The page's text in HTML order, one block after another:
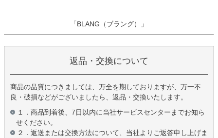
「BLANG（ブラング）」
返品・交換について
商品の品質につきましては、万全を期しておりますが、万一不
良・破損などがございましたら、返品・交換いたします。
１．商品到着後、7日以内に当社サービスセンターまでお知ら
せください。
２．返送または交換方法について、当社よりご返答申し上げま